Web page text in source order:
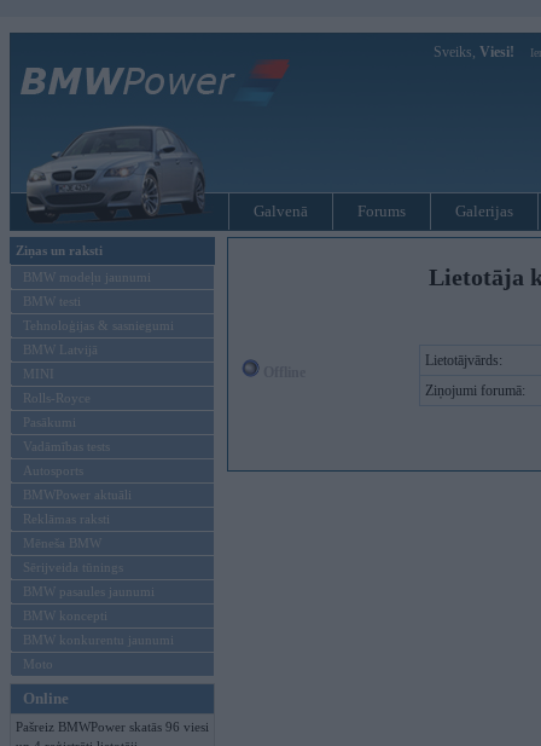
Sveiks, Viesi!
Galvenā Forums Galerijas
Ziņas un raksti
BMW modeļu jaunumi
BMW testi
Tehnoloģijas & sasniegumi
BMW Latvijā
MINI
Rolls-Royce
Pasākumi
Vadāmības tests
Autosports
BMWPower aktuāli
Reklāmas raksti
Mēneša BMW
Sērijveida tūnings
BMW pasaules jaunumi
BMW koncepti
BMW konkurentu jaunumi
Moto
Online
Pašreiz BMWPower skatās 96 viesi
Lietotāja
Lietotājvārds:
Ziņojumi forumā: